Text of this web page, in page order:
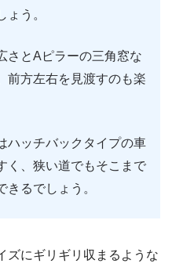
う。
さとAピラーの三角窓な
前方左右を見渡すのも楽
ハッチバックタイプの車
く、狭い道でもそこまで
るでしょう。
ズにギリギリ収まるような